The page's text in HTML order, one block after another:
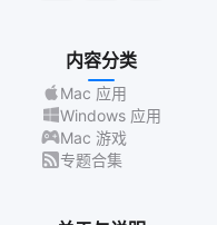
内容分类
Mac 应用
Windows 应用
Mac 游戏
专题合集